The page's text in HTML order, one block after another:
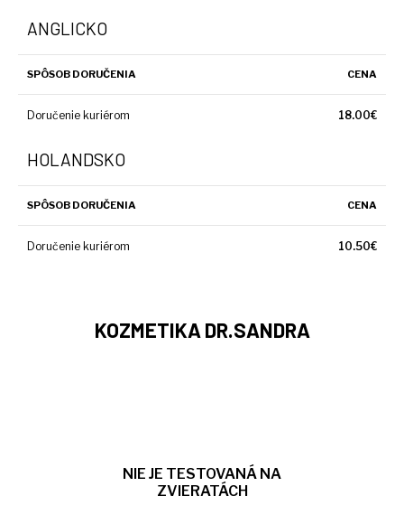
ANGLICKO
SPÔSOB DORUČENIA CENA
Doručenie kuriérom 18.00€
HOLANDSKO
SPÔSOB DORUČENIA CENA
Doručenie kuriérom 10.50€
KOZMETIKA DR.SANDRA
NIE JE TESTOVANÁ NA
ZVIERATÁCH